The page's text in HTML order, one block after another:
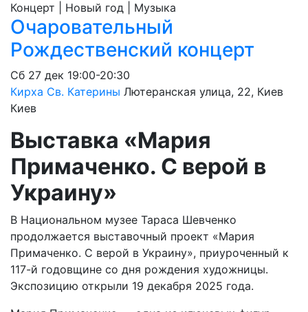
Концерт | Новый год | Музыка
Очаровательный
Рождественский концерт
Сб 27 дек 19:00-20:30
Кирха Св. Катерины Лютеранская улица, 22, Киев
Киев
Выставка «Мария
Примаченко. С верой в
Украину»
В Национальном музее Тараса Шевченко
продолжается выставочный проект «Мария
Примаченко. С верой в Украину», приуроченный к
117-й годовщине со дня рождения художницы.
Экспозицию открыли 19 декабря 2025 года.